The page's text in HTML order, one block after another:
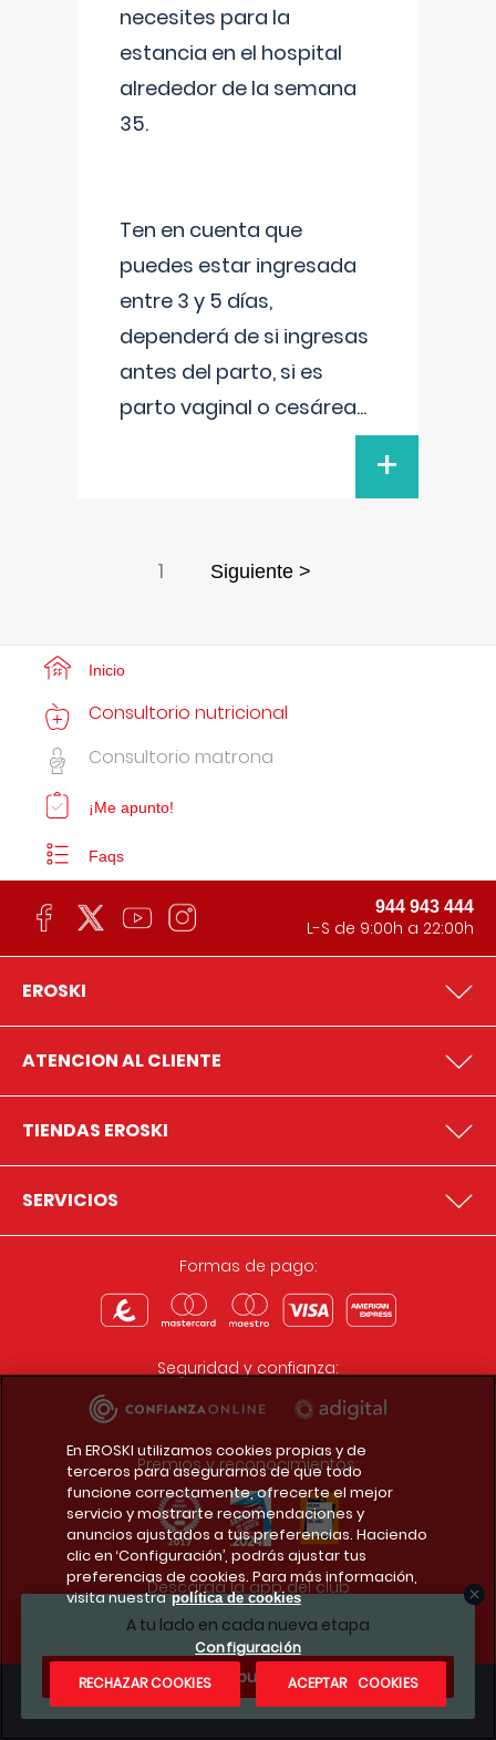
necesites para la
estancia en el hospital
alrededor de la semana
35.
Ten en cuenta que
puedes estar ingresada
entre 3 y 5 días,
dependerá de si ingresas
antes del parto, si es
parto vaginal o cesárea...
+
1 Siguiente >
A tu lado en cada nueva etapa
¿Te apuntas?
Inicio
Consultorio nutricional
Consultorio matrona
¡Me apunto!
Faqs
944 943 444
L-S de 9:00h a 22:00h
EROSKI
ATENCION AL CLIENTE
TIENDAS EROSKI
SERVICIOS
Formas de pago:
Seguridad y confianza:
Premios y reconocimientos:
Descarga la app del club
Condiciones legales
En EROSKI utilizamos cookies propias y de
terceros para asegurarnos de que todo
funcione correctamente, ofrecerte el mejor
servicio y mostrarte recomendaciones y
anuncios ajustados a tus preferencias. Haciendo
clic en ‘Configuración’, podrás ajustar tus
preferencias de cookies. Para más información,
visita nuestra política de cookies
Configuración
RECHAZAR COOKIES
ACEPTAR COOKIES